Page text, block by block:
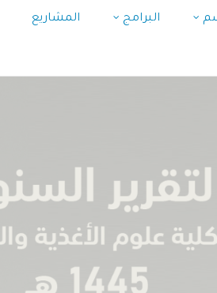
البرامج المشاريع